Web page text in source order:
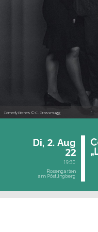
Comedy Bitches © C. Grassmugg
Di, 2. Aug
22
19:30
Rosengarten
am Pöstlingberg